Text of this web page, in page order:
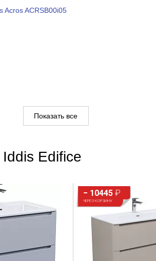
Acros ACRSB00i05
Показать все
Edifice
− 10445 ₽
ЧЕРЕЗ КОРЗИНУ